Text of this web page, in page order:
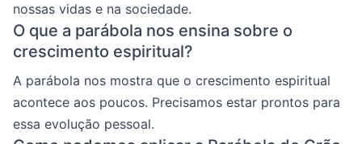
nossas vidas e na sociedade.
O que a parábola nos ensina sobre o
crescimento espiritual?
A parábola nos mostra que o crescimento espiritual
acontece aos poucos. Precisamos estar prontos para
essa evolução pessoal.